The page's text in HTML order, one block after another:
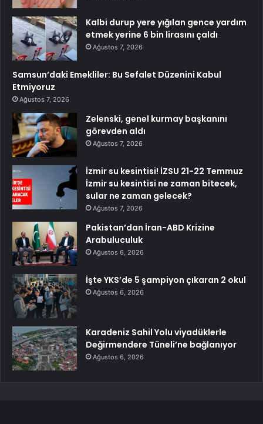
Kalbi durup yere yığılan gence yardım
etmek yerine 6 bin lirasını çaldı
Ağustos 7, 2026
Samsun’daki Emekliler: Bu Sefalet Düzenini Kabul
Etmiyoruz
Ağustos 7, 2026
Zelenski, genel kurmay başkanını
görevden aldı
Ağustos 7, 2026
İzmir su kesintisi! İZSU 21-22 Temmuz
İzmir su kesintisi ne zaman bitecek,
sular ne zaman gelecek?
Ağustos 7, 2026
Pakistan’dan İran-ABD Krizine
Arabuluculuk
Ağustos 6, 2026
İşte YKS’de 5 şampiyon çıkaran 2 okul
Ağustos 6, 2026
Karadeniz Sahil Yolu viyadüklerle
Değirmendere Tüneli’ne bağlanıyor
Ağustos 6, 2026